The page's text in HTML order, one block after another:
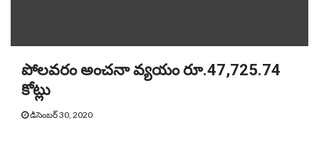
పోలవరం అంచనా వ్యయం రూ.47,725.74
కోట్లు
డిసెంబర్ 30, 2020